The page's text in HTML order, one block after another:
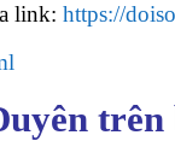
link: https://